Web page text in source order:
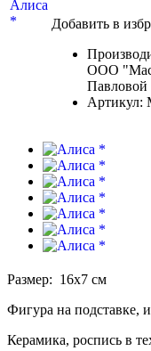
Добавить в
ООО
Павловой
Артикул:
Размер: 16х7 см
Фигура на подставке,
Керамика, роспись в